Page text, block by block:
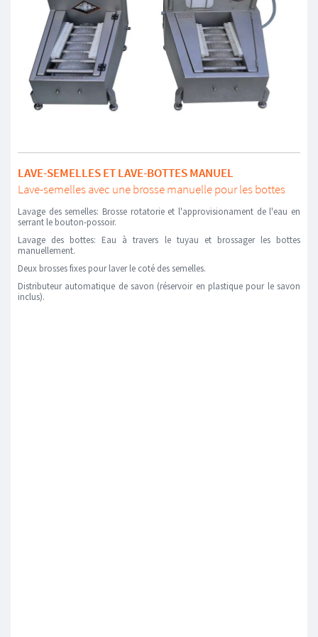
LAVE-SEMELLES ET LAVE-BOTTES MANUEL
Lave-semelles avec une brosse manuelle pour les bottes
Lavage des semelles: Brosse rotatorie et l'approvisionament de l'eau en
serrant le bouton-possoir.
Lavage des bottes: Eau à travers le tuyau et brossager les bottes
manuellement.
Deux brosses fixes pour laver le coté des semelles.
Distributeur automatique de savon (réservoir en plastique pour le savon
inclus).